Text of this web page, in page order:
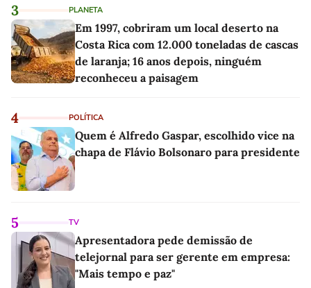
3 PLANETA
Em 1997, cobriram um local deserto na
Costa Rica com 12.000 toneladas de cascas
de laranja; 16 anos depois, ninguém
reconheceu a paisagem
4 POLÍTICA
Quem é Alfredo Gaspar, escolhido vice na
chapa de Flávio Bolsonaro para presidente
5 TV
Apresentadora pede demissão de
telejornal para ser gerente em empresa:
"Mais tempo e paz"